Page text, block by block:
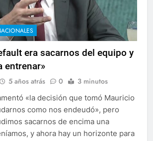
era sacarnos del equipo y
entrenar»
5 años atrás 0 3 minutos
«la decisión que tomó Mauricio
como nos endeudó», pero
sacarnos de encima una
y ahora hay un horizonte para